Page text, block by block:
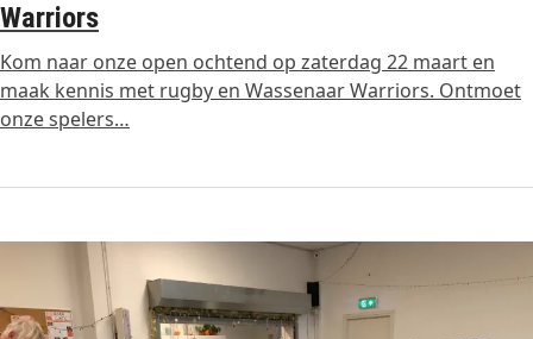
Warriors
Kom naar onze open ochtend op zaterdag 22 maart en
maak kennis met rugby en Wassenaar Warriors. Ontmoet
onze spelers…